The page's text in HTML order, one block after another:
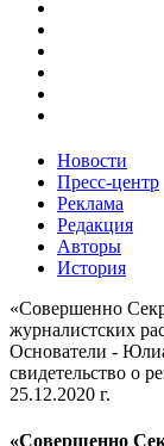
Новости
Пресс-центр
Реклама
Редакция
Авторы
История
«Совершенно
журналистских
Основатели -
свидетельство о
25.12.2020 г.
«Совершенно